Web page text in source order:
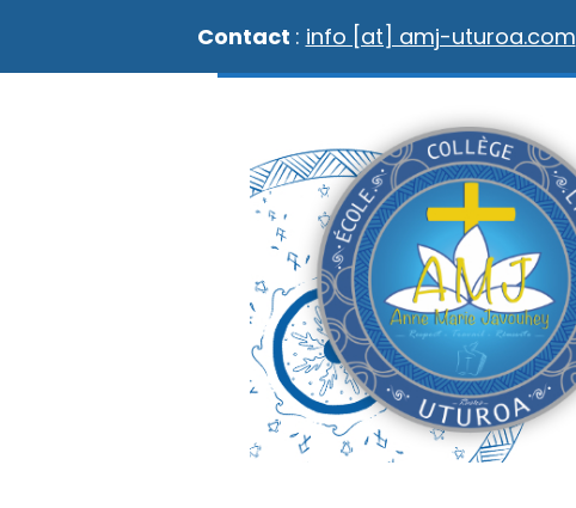
Contact : info [at] amj-uturoa.com